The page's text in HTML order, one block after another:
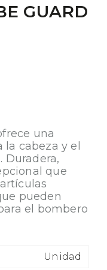
GUARD
una
cabeza y el
Duradera,
que
pueden
el bombero
Unidad